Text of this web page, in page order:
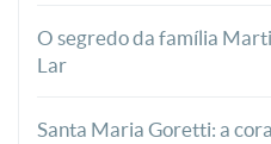
O segredo da família
Lar
Santa Maria Goretti: a